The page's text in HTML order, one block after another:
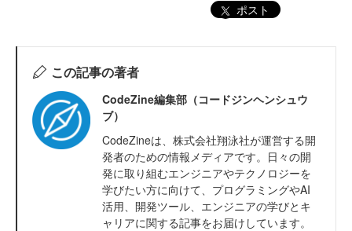
ポスト
この記事の著者
CodeZine編集部（コードジンヘンシュウ
ブ）
CodeZineは、株式会社翔泳社が運営する開
発者のための情報メディアです。日々の開
発に取り組むエンジニアやテクノロジーを
学びたい方に向けて、プログラミングやAI
活用、開発ツール、エンジニアの学びとキ
ャリアに関する記事をお届けしています。